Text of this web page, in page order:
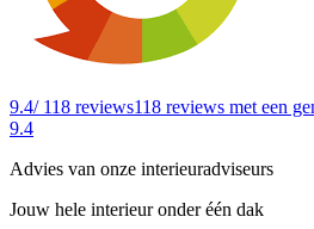
9.4/ 118 reviews118 reviews met een
9.4
Advies van onze interieuradviseurs
Jouw hele interieur onder één dak